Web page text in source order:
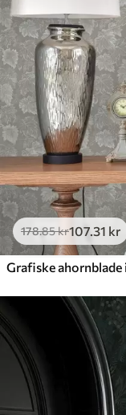
178.85kr107.31 kr